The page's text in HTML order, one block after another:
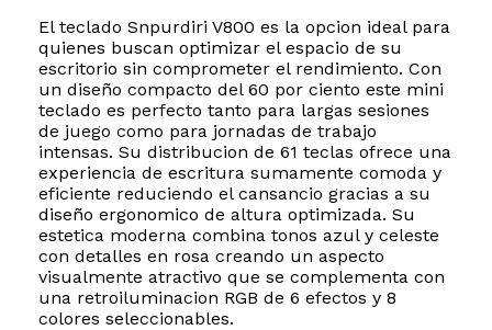
El teclado Snpurdiri V800 es la opcion ideal para
quienes buscan optimizar el espacio de su
escritorio sin comprometer el rendimiento. Con
un diseño compacto del 60 por ciento este mini
teclado es perfecto tanto para largas sesiones
de juego como para jornadas de trabajo
intensas. Su distribucion de 61 teclas ofrece una
experiencia de escritura sumamente comoda y
eficiente reduciendo el cansancio gracias a su
diseño ergonomico de altura optimizada. Su
estetica moderna combina tonos azul y celeste
con detalles en rosa creando un aspecto
visualmente atractivo que se complementa con
una retroiluminacion RGB de 6 efectos y 8
colores seleccionables.